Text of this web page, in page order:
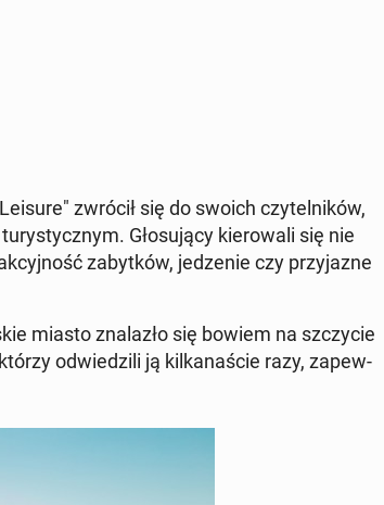
zwrócił się do swoich czy­tel­ni­ków,
Gło­su­ją­cy kie­ro­wa­li się nie
za­byt­ków, je­dze­nie czy przy­ja­zne
miasto zna­la­zło się bowiem na szczy­cie
od­wie­dzi­li ją kil­ka­na­ście razy, za­pew­